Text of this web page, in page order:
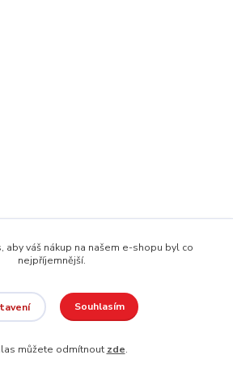
na
Eshop-rychle.cz
aby váš nákup na našem e-shopu byl co
nejpříjemnější.
Souhlasím
můžete odmítnout zde.